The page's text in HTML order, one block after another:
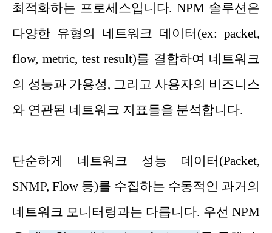
최적화하는 프로세스입니다. NPM 솔루션은
다양한 유형의 네트워크 데이터(ex: packet,
flow, metric, test result)를 결합하여 네트워크
의 성능과 가용성, 그리고 사용자의 비즈니스
와 연관된 네트워크 지표들을 분석합니다.
단순하게 네트워크 성능 데이터(Packet,
SNMP, Flow 등)를 수집하는 수동적인 과거의
네트워크 모니터링과는 다릅니다. 우선 NPM